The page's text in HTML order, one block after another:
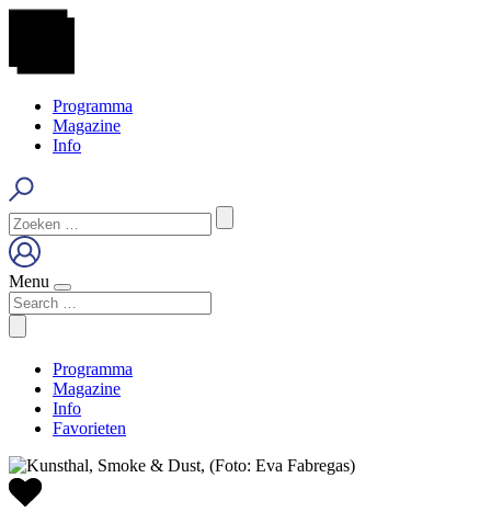
Programma
Magazine
Info
Menu
Programma
Magazine
Info
Favorieten